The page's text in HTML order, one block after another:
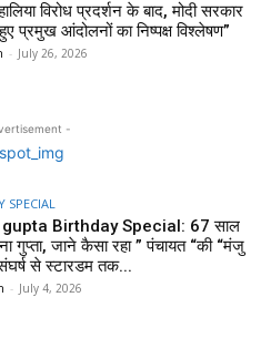
विरोध प्रदर्शन के बाद, मोदी सरकार
प्रमुख आंदोलनों का निष्पक्ष विश्लेषण”
- July 26, 2026
-
SPECIAL
Birthday Special: 67 साल
गुप्ता, जाने कैसा रहा ” पंचायत “की “मंजु
से स्टारडम तक...
- July 4, 2026